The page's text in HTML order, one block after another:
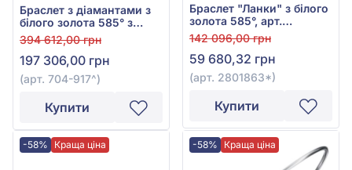
Браслет з діамантами з
білого золота 585° з
діамантом 0,53ct, арт.
704-917
394 612,00 грн
197 306,00 грн
(арт. 704-917^)
Купити
Браслет "Ланки" з білого
золота 585°, арт.
2801863*
142 096,00 грн
59 680,32 грн
(арт. 2801863*)
Купити
-58% Краща ціна -58% Краща ціна